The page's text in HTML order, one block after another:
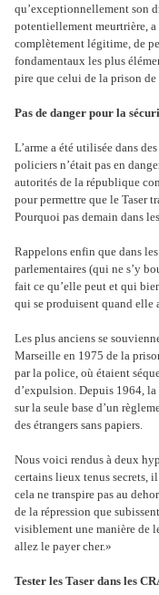
qu’exceptionnellement son
potentiellement meurtrière,
complètement légitime, de
fondamentaux les plus
pire que celui de la prison
Pas de danger pour la
L’arme a été utilisée dans
policiers n’était pas en
autorités de la république
pour permettre que le Taser
Pourquoi pas demain dans
Rappelons enfin que dans
parlementaires (qui ne s’y
fait ce qu’elle peut et qui
qui se produisent quand elle
Les plus anciens se
Marseille en 1975 de la
par la police, où étaient
d’expulsion. Depuis 1964,
sur la seule base d’un
des étrangers sans papiers.
Nous voici rendus à deux
certains lieux tenus secrets,
cela ne transpire pas au
de la répression que
visiblement une manière de
allez le payer cher.»
Tester les Taser dans les